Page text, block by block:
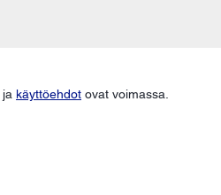
ja käyttöehdot ovat voimassa.